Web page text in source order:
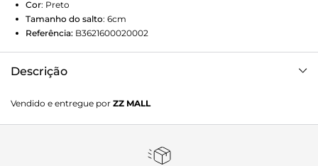
Cor: Preto
Tamanho do salto: 6cm
Referência: B3621600020002
Descrição
escultural e o icônico laço que define a assinatura da marca.
Disponíveis nos saltos de 60mm e 90mm, chegam em três
um toque contemporâneo para elevar qualquer look.
Vendido e entregue por ZZ MALL